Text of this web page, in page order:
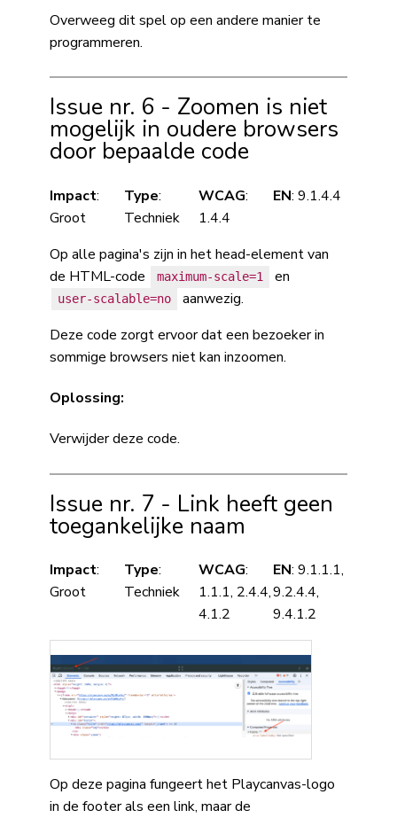
Overweeg dit spel op een andere manier te
programmeren.
Issue nr. 6 - Zoomen is niet
mogelijk in oudere browsers
door bepaalde code
Impact:
Groot
Type:
Techniek
WCAG:
1.4.4
EN: 9.1.4.4
Op alle pagina's zijn in het head-element van
de HTML-code
maximum-scale=1 en
user-scalable=no
aanwezig.
Deze code zorgt ervoor dat een bezoeker in
sommige browsers niet kan inzoomen.
Oplossing:
Verwijder deze code.
Issue nr. 7 - Link heeft geen
toegankelijke naam
Impact:
Groot
Type:
Techniek
WCAG:
1.1.1, 2.4.4,
4.1.2
EN: 9.1.1.1,
9.2.4.4,
9.4.1.2
Op deze pagina fungeert het Playcanvas-logo
in de footer als een link, maar de